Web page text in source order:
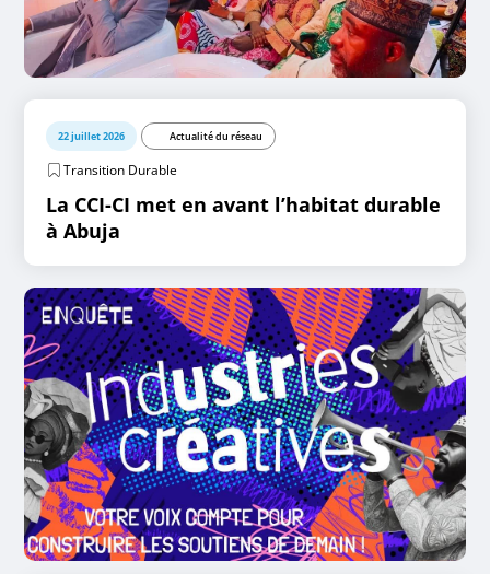
22 juillet 2026 Actualité du réseau
Transition Durable
La CCI-CI met en avant l’habitat durable
à Abuja